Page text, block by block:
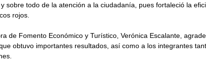
sobre todo de la atención a la ciudadanía, pues fortaleció la
rojos.
de Fomento Económico y Turístico, Verónica Escalante,
obtuvo importantes resultados, así como a los integrantes